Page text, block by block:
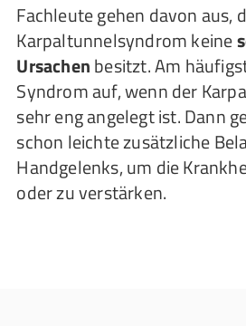
Fachleute gehen davon aus,
Karpaltunnelsyndrom keine
Ursachenbesitzt. Am
Syndrom auf, wenn der
sehr eng angelegt ist. Dann
schon leichte zusätzliche
Handgelenks, um die
oder zu verstärken.